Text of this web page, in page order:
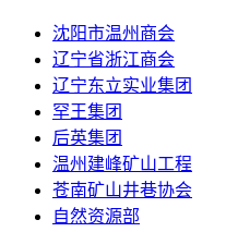
沈阳市温州商会
辽宁省浙江商会
辽宁东立实业集团
罕王集团
后英集团
温州建峰矿山工程
苍南矿山井巷协会
自然资源部